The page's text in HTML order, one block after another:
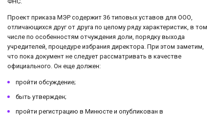
Проект приказа МЭР содержит 36 типовых уставов для ООО,
отличающихся друг от друга по целому ряду характеристик, в том
числе по особенностям отчуждения доли, порядку выхода
учредителей, процедуре избрания директора. При этом заметим,
что пока документ не следует рассматривать в качестве
официального. Он еще должен:
пройти обсуждение;
быть утвержден;
пройти регистрацию в Минюсте и опубликован в